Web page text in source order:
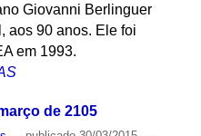
Giovanni Berlinguer
aos 90 anos. Ele foi
em 1993.
de 2105